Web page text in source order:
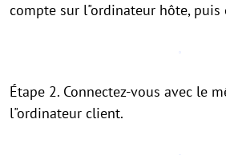
compte sur l"ordinateur hôte, puis
Étape 2. Connectez-vous avec le
l"ordinateur client.